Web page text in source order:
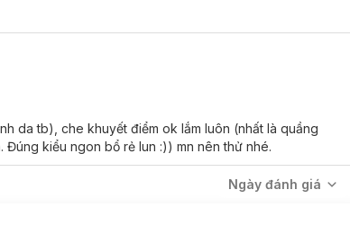
da tb), che khuyết điểm ok lắm luôn (nhất là quầng
kiểu ngon bổ rẻ lun :)) mn nên thử nhé.
Ngày đánh giá